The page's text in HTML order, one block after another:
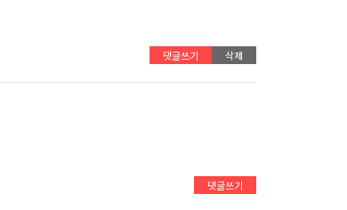
댓글쓰기 삭제
댓글쓰기